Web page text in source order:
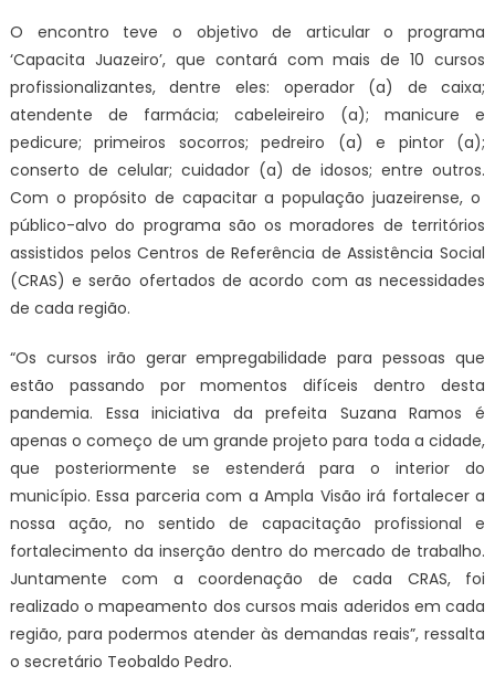
O encontro teve o objetivo de articular o programa
‘Capacita Juazeiro’, que contará com mais de 10 cursos
profissionalizantes, dentre eles: operador (a) de caixa;
atendente de farmácia; cabeleireiro (a); manicure e
pedicure; primeiros socorros; pedreiro (a) e pintor (a);
conserto de celular; cuidador (a) de idosos; entre outros.
Com o propósito de capacitar a população juazeirense, o
público-alvo do programa são os moradores de territórios
assistidos pelos Centros de Referência de Assistência Social
(CRAS) e serão ofertados de acordo com as necessidades
de cada região.
“Os cursos irão gerar empregabilidade para pessoas que
estão passando por momentos difíceis dentro desta
pandemia. Essa iniciativa da prefeita Suzana Ramos é
apenas o começo de um grande projeto para toda a cidade,
que posteriormente se estenderá para o interior do
município. Essa parceria com a Ampla Visão irá fortalecer a
nossa ação, no sentido de capacitação profissional e
fortalecimento da inserção dentro do mercado de trabalho.
Juntamente com a coordenação de cada CRAS, foi
realizado o mapeamento dos cursos mais aderidos em cada
região, para podermos atender às demandas reais”, ressalta
o secretário Teobaldo Pedro.